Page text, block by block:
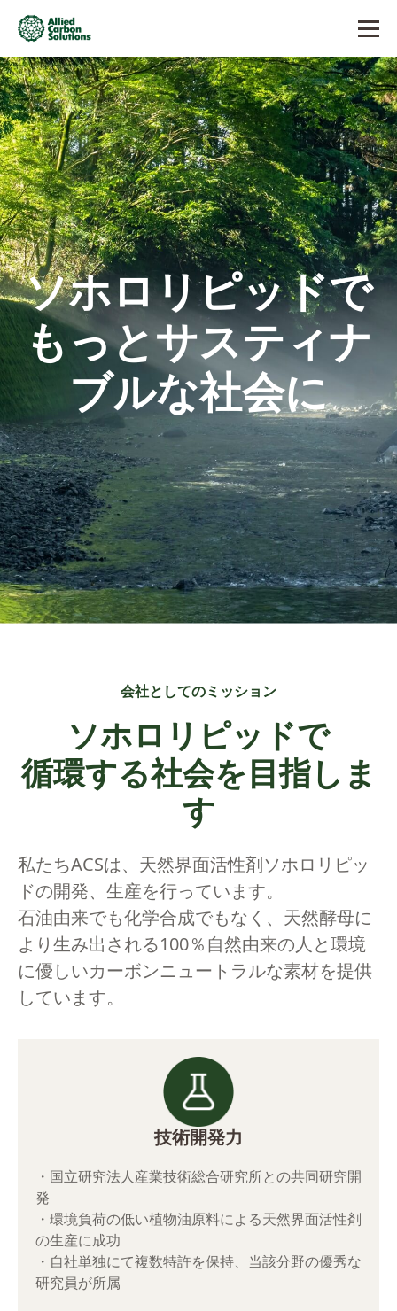
Finer Solutions
for the Future.
明日をもっとFINEにしたい
ソホロリピッドで
もっとサスティナ
ブルな社会に
会社としてのミッション
ソホロリピッドで
循環する社会を目指しま
す
私たちACSは、天然界面活性剤ソホロリピッ
ドの開発、生産を行っています。
石油由来でも化学合成でもなく、天然酵母に
より生み出される100％自然由来の人と環境
に優しいカーボンニュートラルな素材を提供
しています。
技術開発力
・国立研究法人産業技術総合研究所との共同研究開
発
・環境負荷の低い植物油原料による天然界面活性剤
の生産に成功
・自社単独にて複数特許を保持、当該分野の優秀な
研究員が所属